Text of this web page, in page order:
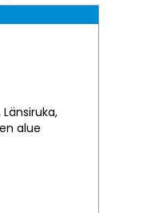
alue